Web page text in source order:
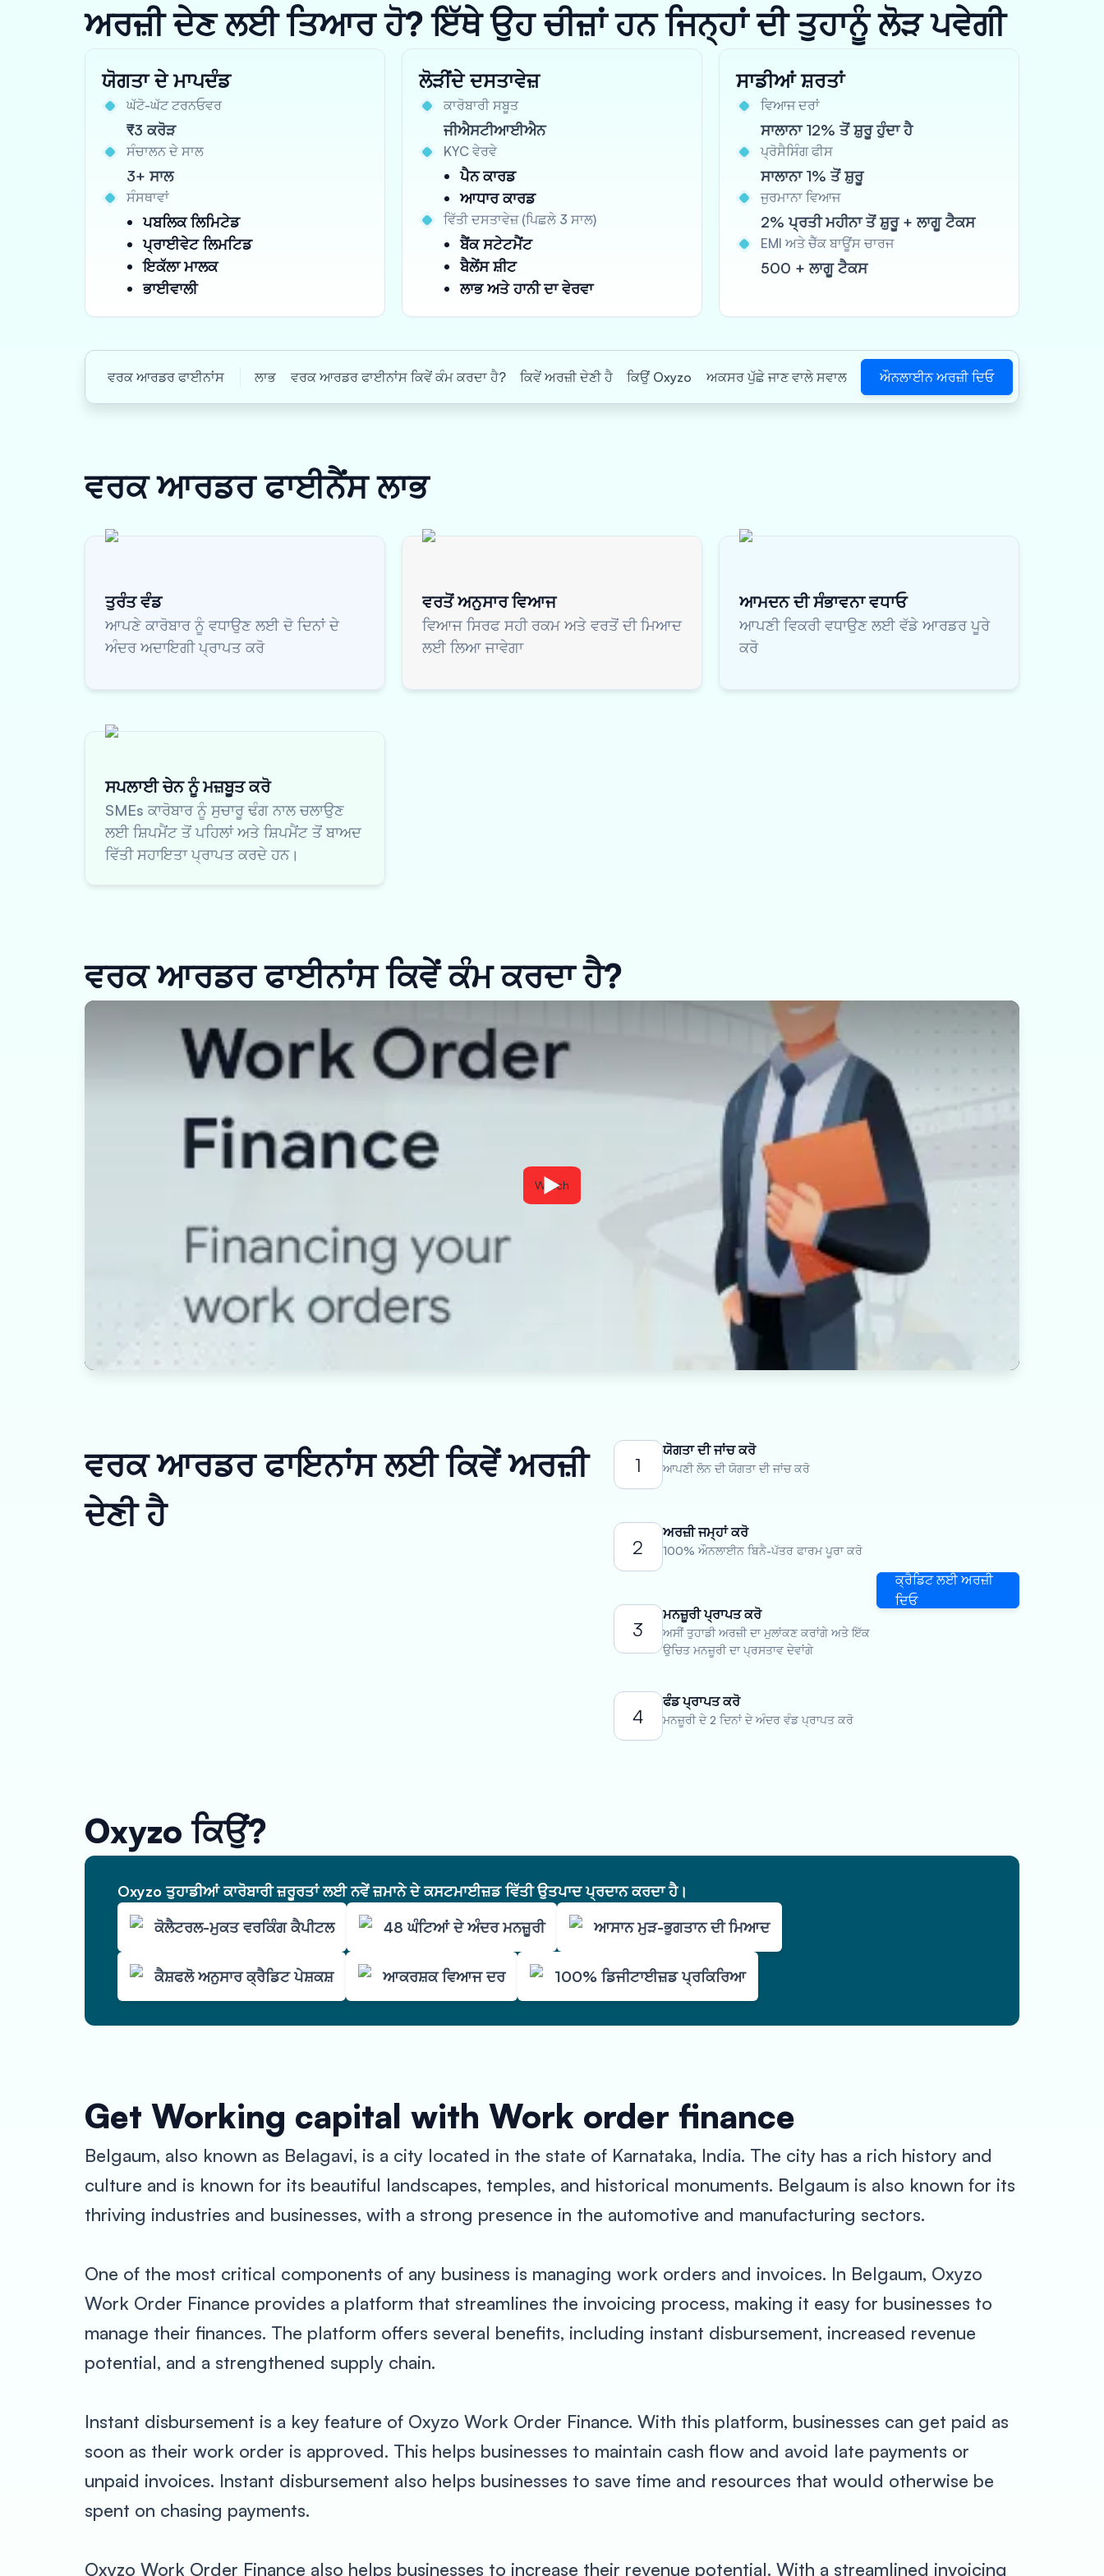
ਅਰਜ਼ੀ ਦੇਣ ਲਈ ਤਿਆਰ ਹੋ? ਇੱਥੇ ਉਹ ਚੀਜ਼ਾਂ ਹਨ ਜਿਨ੍ਹਾਂ ਦੀ ਤੁਹਾਨੂੰ ਲੋੜ ਪਵੇਗੀ
ਯੋਗਤਾ ਦੇ ਮਾਪਦੰਡ
ਘੱਟੋ-ਘੱਟ ਟਰਨਓਵਰ
₹3 ਕਰੋੜ
ਸੰਚਾਲਨ ਦੇ ਸਾਲ
3+ ਸਾਲ
ਸੰਸਥਾਵਾਂ
ਪਬਲਿਕ ਲਿਮਿਟੇਡ
ਪ੍ਰਾਈਵੇਟ ਲਿਮਟਿਡ
ਇਕੱਲਾ ਮਾਲਕ
ਭਾਈਵਾਲੀ
ਲੋੜੀਂਦੇ ਦਸਤਾਵੇਜ਼
ਕਾਰੋਬਾਰੀ ਸਬੂਤ
ਜੀਐਸਟੀਆਈਐਨ
KYC ਵੇਰਵੇ
ਪੈਨ ਕਾਰਡ
ਆਧਾਰ ਕਾਰਡ
ਵਿੱਤੀ ਦਸਤਾਵੇਜ਼ (ਪਿਛਲੇ 3 ਸਾਲ)
ਬੈਂਕ ਸਟੇਟਮੈਂਟ
ਬੈਲੇਂਸ ਸ਼ੀਟ
ਲਾਭ ਅਤੇ ਹਾਨੀ ਦਾ ਵੇਰਵਾ
ਸਾਡੀਆਂ ਸ਼ਰਤਾਂ
ਵਿਆਜ ਦਰਾਂ
ਸਾਲਾਨਾ 12% ਤੋਂ ਸ਼ੁਰੂ ਹੁੰਦਾ ਹੈ
ਪ੍ਰੋਸੈਸਿੰਗ ਫੀਸ
ਸਾਲਾਨਾ 1% ਤੋਂ ਸ਼ੁਰੂ
ਜੁਰਮਾਨਾ ਵਿਆਜ
2% ਪ੍ਰਤੀ ਮਹੀਨਾ ਤੋਂ ਸ਼ੁਰੂ + ਲਾਗੂ ਟੈਕਸ
EMI ਅਤੇ ਚੈੱਕ ਬਾਊਂਸ ਚਾਰਜ
500 + ਲਾਗੂ ਟੈਕਸ
ਵਰਕ ਆਰਡਰ ਫਾਈਨਾਂਸ ਲਾਭ ਵਰਕ ਆਰਡਰ ਫਾਈਨਾਂਸ ਕਿਵੇਂ ਕੰਮ ਕਰਦਾ ਹੈ? ਕਿਵੇਂ ਅਰਜ਼ੀ ਦੇਣੀ ਹੈ ਕਿਉਂ Oxyzo ਅਕਸਰ ਪੁੱਛੇ ਜਾਣ ਵਾਲੇ ਸਵਾਲ ਔਨਲਾਈਨ ਅਰਜ਼ੀ ਦਿਓ
ਵਰਕ ਆਰਡਰ ਫਾਈਨੈਂਸਲਾਭ
ਤੁਰੰਤ ਵੰਡ
ਆਪਣੇ ਕਾਰੋਬਾਰ ਨੂੰ ਵਧਾਉਣ ਲਈ ਦੋ ਦਿਨਾਂ ਦੇ
ਅੰਦਰ ਅਦਾਇਗੀ ਪ੍ਰਾਪਤ ਕਰੋ
ਵਰਤੋਂ ਅਨੁਸਾਰ ਵਿਆਜ
ਵਿਆਜ ਸਿਰਫ ਸਹੀ ਰਕਮ ਅਤੇ ਵਰਤੋਂ ਦੀ ਮਿਆਦ
ਲਈ ਲਿਆ ਜਾਵੇਗਾ
ਆਮਦਨ ਦੀ ਸੰਭਾਵਨਾ ਵਧਾਓ
ਆਪਣੀ ਵਿਕਰੀ ਵਧਾਉਣ ਲਈ ਵੱਡੇ ਆਰਡਰ ਪੂਰੇ
ਕਰੋ
ਸਪਲਾਈ ਚੇਨ ਨੂੰ ਮਜ਼ਬੂਤ ਕਰੋ
SMEs ਕਾਰੋਬਾਰ ਨੂੰ ਸੁਚਾਰੂ ਢੰਗ ਨਾਲ ਚਲਾਉਣ
ਲਈ ਸ਼ਿਪਮੈਂਟ ਤੋਂ ਪਹਿਲਾਂ ਅਤੇ ਸ਼ਿਪਮੈਂਟ ਤੋਂ ਬਾਅਦ
ਵਿੱਤੀ ਸਹਾਇਤਾ ਪ੍ਰਾਪਤ ਕਰਦੇ ਹਨ।
ਵਰਕ ਆਰਡਰ ਫਾਈਨਾਂਸ ਕਿਵੇਂ ਕੰਮ ਕਰਦਾ ਹੈ?
Watch
ਵਰਕ ਆਰਡਰ ਫਾਇਨਾਂਸ ਲਈ ਕਿਵੇਂ ਅਰਜ਼ੀ
ਦੇਣੀ ਹੈ
1
ਯੋਗਤਾ ਦੀ ਜਾਂਚ ਕਰੋ
ਆਪਣੀ ਲੋਨ ਦੀ ਯੋਗਤਾ ਦੀ ਜਾਂਚ ਕਰੋ
2
ਅਰਜ਼ੀ ਜਮ੍ਹਾਂ ਕਰੋ
100% ਔਨਲਾਈਨ ਬਿਨੈ-ਪੱਤਰ ਫਾਰਮ ਪੂਰਾ ਕਰੋ
3
ਮਨਜ਼ੂਰੀ ਪ੍ਰਾਪਤ ਕਰੋ
ਅਸੀਂ ਤੁਹਾਡੀ ਅਰਜ਼ੀ ਦਾ ਮੁਲਾਂਕਣ ਕਰਾਂਗੇ ਅਤੇ ਇੱਕ
ਉਚਿਤ ਮਨਜ਼ੂਰੀ ਦਾ ਪ੍ਰਸਤਾਵ ਦੇਵਾਂਗੇ
4
ਫੰਡ ਪ੍ਰਾਪਤ ਕਰੋ
ਮਨਜ਼ੂਰੀ ਦੇ 2 ਦਿਨਾਂ ਦੇ ਅੰਦਰ ਵੰਡ ਪ੍ਰਾਪਤ ਕਰੋ
ਕ੍ਰੈਡਿਟ ਲਈ ਅਰਜ਼ੀ
ਦਿਓ
Oxyzo ਕਿਉਂ?
Oxyzo ਤੁਹਾਡੀਆਂ ਕਾਰੋਬਾਰੀ ਜ਼ਰੂਰਤਾਂ ਲਈ ਨਵੇਂ ਜ਼ਮਾਨੇ ਦੇ ਕਸਟਮਾਈਜ਼ਡ ਵਿੱਤੀ ਉਤਪਾਦ ਪ੍ਰਦਾਨ ਕਰਦਾ ਹੈ।
ਕੋਲੈਟਰਲ-ਮੁਕਤ ਵਰਕਿੰਗ ਕੈਪੀਟਲ
48 ਘੰਟਿਆਂ ਦੇ ਅੰਦਰ ਮਨਜ਼ੂਰੀ ਆਸਾਨ ਮੁੜ-ਭੁਗਤਾਨ ਦੀ ਮਿਆਦ
ਕੈਸ਼ਫਲੋ ਅਨੁਸਾਰ ਕ੍ਰੈਡਿਟ ਪੇਸ਼ਕਸ਼ ਆਕਰਸ਼ਕ ਵਿਆਜ ਦਰ 100% ਡਿਜੀਟਾਈਜ਼ਡ ਪ੍ਰਕਿਰਿਆ
Get Working capital with Work order finance
Belgaum, also known as Belagavi, is a city located in the state of Karnataka, India. The city has a rich history and
culture and is known for its beautiful landscapes, temples, and historical monuments. Belgaum is also known for its
thriving industries and businesses, with a strong presence in the automotive and manufacturing sectors.
One of the most critical components of any business is managing work orders and invoices. In Belgaum, Oxyzo
Work Order Finance provides a platform that streamlines the invoicing process, making it easy for businesses to
manage their finances. The platform offers several benefits, including instant disbursement, increased revenue
potential, and a strengthened supply chain.
Instant disbursement is a key feature of Oxyzo Work Order Finance. With this platform, businesses can get paid as
soon as their work order is approved. This helps businesses to maintain cash flow and avoid late payments or
unpaid invoices. Instant disbursement also helps businesses to save time and resources that would otherwise be
spent on chasing payments.
Oxyzo Work Order Finance also helps businesses to increase their revenue potential. With a streamlined invoicing